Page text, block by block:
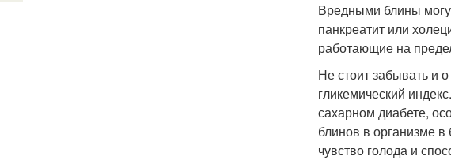
Вредными блины
панкреатит или
работающие на
Не стоит забывать и
гликемический
сахарном диабете,
блинов в организме
чувство голода и